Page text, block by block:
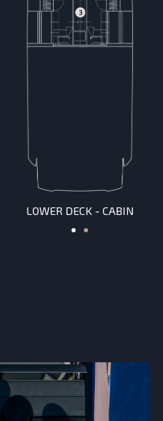
MAIN DECK - FORWARD
LOUNGE
LOWER DECK - CABIN